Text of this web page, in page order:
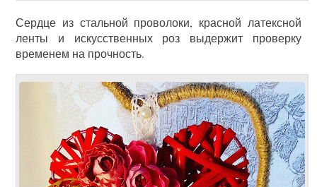
Сердце из стальной проволоки, красной латексной
ленты и искусственных роз выдержит проверку
временем на прочность.